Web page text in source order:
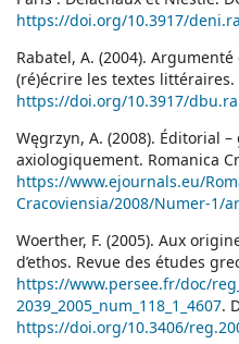
https://doi.org/10.3917/
Rabatel, A. (2004).
(ré)écrire les textes littéraires.
https://doi.org/10.3917/
Węgrzyn, A. (2008). Éditorial
axiologiquement. Romanica
https://www.ejournals.eu/
Cracoviensia/2008/Numer-1/
Woerther, F. (2005). Aux
d’ethos. Revue des études
https://www.persee.fr/doc/
2039_2005_num_118_1_4607.
https://doi.org/10.3406/